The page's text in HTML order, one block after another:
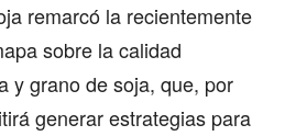
remarcó la recientemente
sobre la calidad
y grano de soja, que, por
generar estrategias para